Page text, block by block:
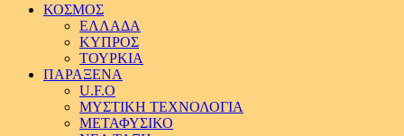
ΚΟΣΜΟΣ
ΕΛΛΑΔΑ
ΚΥΠΡΟΣ
ΤΟΥΡΚΙΑ
ΠΑΡΑΞΕΝΑ
U.F.O
ΜΥΣΤΙΚΗ ΤΕΧΝΟΛΟΓΙΑ
ΜΕΤΑΦΥΣΙΚΟ